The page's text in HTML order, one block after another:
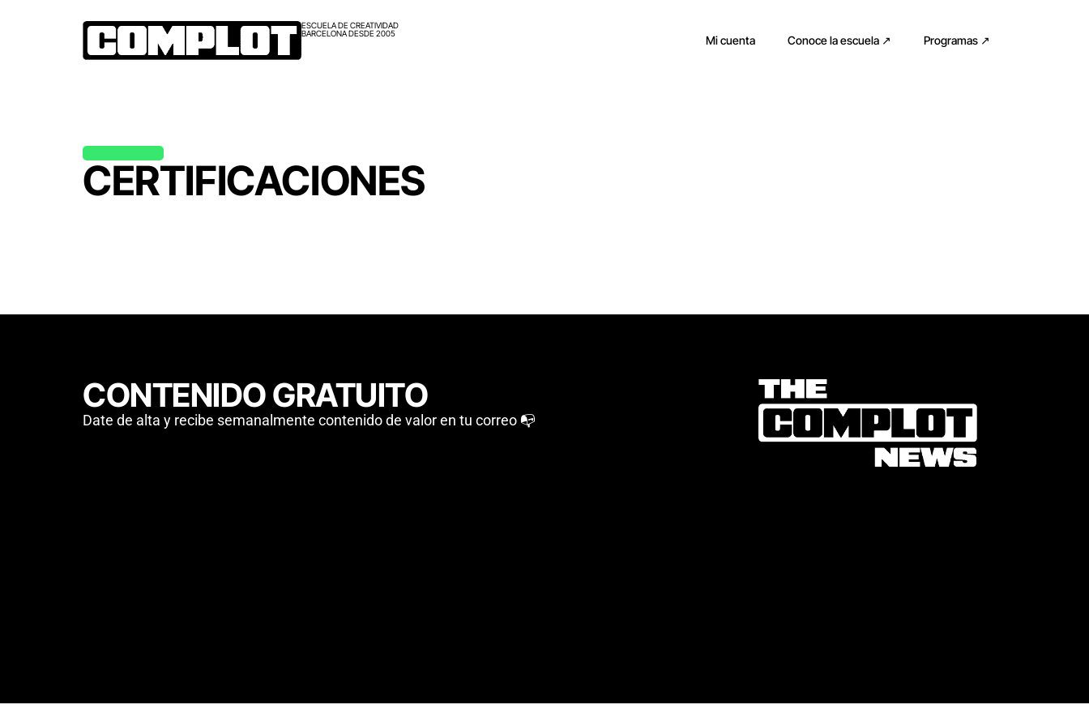
ESCUELA DE CREATIVIDAD
BARCELONA DESDE 2005
Mi cuenta Conoce la escuela ↗ Programas ↗
CERTIFICACIONES
CONTENIDO GRATUITO
Date de alta y recibe semanalmente contenido de valor en tu correo 📭